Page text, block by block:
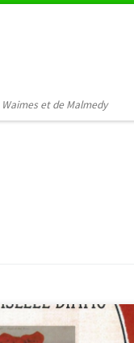
et de Malmedy